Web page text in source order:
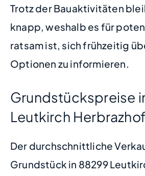
Trotz der Bauaktivitäten
knapp, weshalb es für
ratsam ist, sich frühzeitig
Optionen zu informieren.
Grundstückspreise
Leutkirch
Der durchschnittliche
Grundstück in 88299